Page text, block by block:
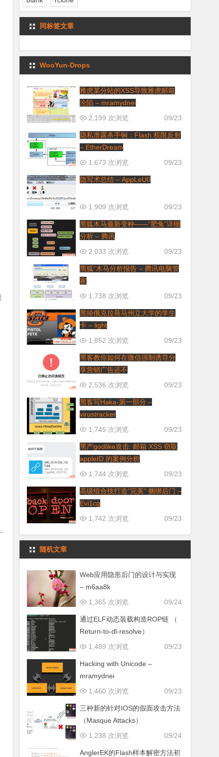
同标签文章
WooYun-Drops
雅虎某分站的XSS导致雅虎邮箱
沦陷 – mramydnei
09/23
2,199 次浏览
隐私泄露杀手锏：Flash 权限反射
– EtherDream
09/23
1,673 次浏览
隐写术总结 – AppLeU0
09/23
1,909 次浏览
黑狐木马最新变种——“肥兔”详细
分析 – 腾讯
09/23
2,033 次浏览
黑狐”木马分析报告 – 腾讯电脑管
家
09/23
1,738 次浏览
黑掉俄克拉荷马州立大学的学生
卡 – light
09/23
1,852 次浏览
黑客教你如何在微信强制诱导分
享营销广告还不
09/23
2,536 次浏览
黑客写Haka-第一部分 –
virustracker
09/23
1,745 次浏览
黑产godlike攻击: 邮箱 XSS 窃取
appleID 的案例分析
09/23
1,744 次浏览
高级组合技打造“完美” 捆绑后门 –
Evi1cg
09/23
1,742 次浏览
随机文章
Web应用隐形后门的设计与实现
– m6aa8k
09/24
1,365 次浏览
通过ELF动态装载构造ROP链 （
Return-to-dl-resolve）
09/23
1,489 次浏览
Hacking with Unicode –
mramydnei
09/23
1,460 次浏览
三种新的针对IOS的假面攻击方法
（Masque Attacks）
09/24
1,238 次浏览
AnglerEK的Flash样本解密方法初